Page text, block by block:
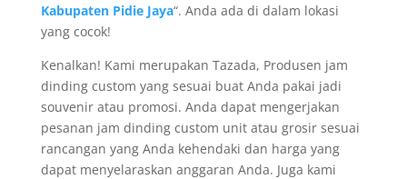
Kabupaten Pidie Jaya“. Anda ada di dalam lokasi
yang cocok!
Kenalkan! Kami merupakan Tazada, Produsen jam
dinding custom yang sesuai buat Anda pakai jadi
souvenir atau promosi. Anda dapat mengerjakan
pesanan jam dinding custom unit atau grosir sesuai
rancangan yang Anda kehendaki dan harga yang
dapat menyelaraskan anggaran Anda. Juga kami